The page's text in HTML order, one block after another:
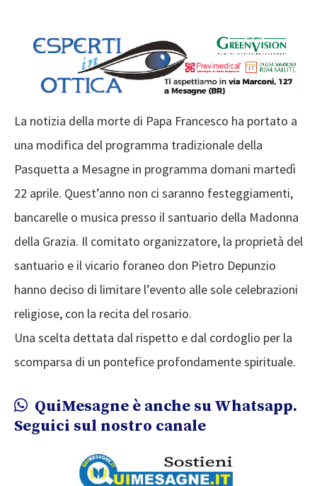
La notizia della morte di Papa Francesco ha portato a
una modifica del programma tradizionale della
Pasquetta a Mesagne in programma domani martedì
22 aprile. Quest’anno non ci saranno festeggiamenti,
bancarelle o musica presso il santuario della Madonna
della Grazia. Il comitato organizzatore, la proprietà del
santuario e il vicario foraneo don Pietro Depunzio
hanno deciso di limitare l’evento alle sole celebrazioni
religiose, con la recita del rosario.
Una scelta dettata dal rispetto e dal cordoglio per la
scomparsa di un pontefice profondamente spirituale.
QuiMesagne è anche su Whatsapp.
Seguici sul nostro canale